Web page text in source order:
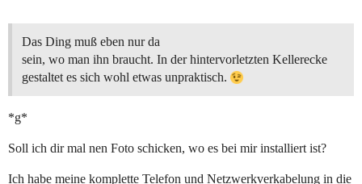
Das Ding muß eben nur da
sein, wo man ihn braucht. In der hintervorletzten Kellerecke
gestaltet es sich wohl etwas unpraktisch.
*g*
Soll ich dir mal nen Foto schicken, wo es bei mir installiert ist?
Ich habe meine komplette Telefon und Netzwerkverkabelung in die